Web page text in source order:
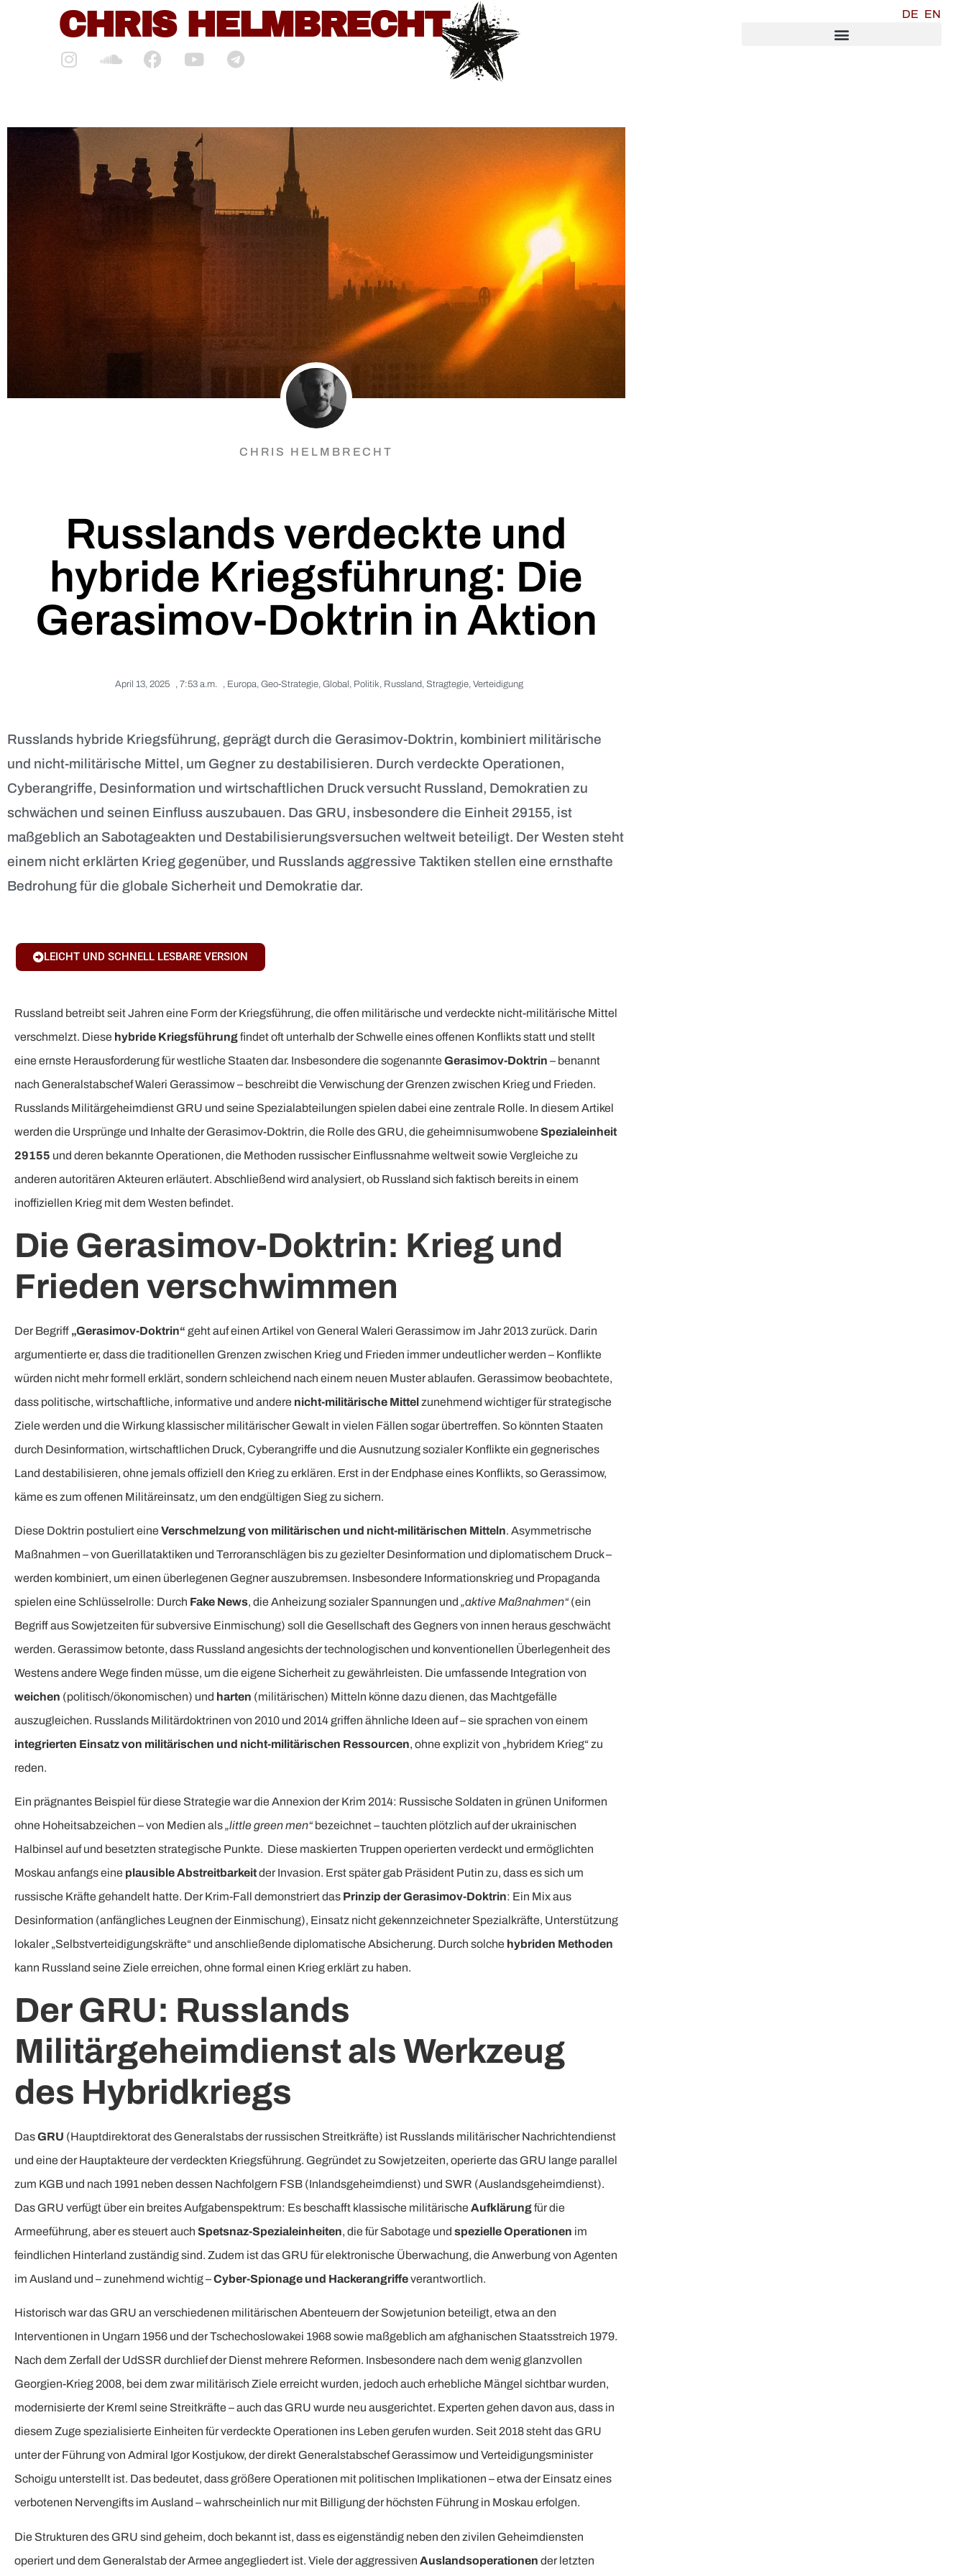
CHRIS HELMBRECHT DE EN
CHRIS HELMBRECHT
Russlands verdeckte und
hybride Kriegsführung: Die
Gerasimov-Doktrin in Aktion
April 13, 2025 , 7:53 a.m. , Europa, Geo-Strategie, Global , Politik, Russland, Stragtegie, Verteidigung
Russlands hybride Kriegsführung, geprägt durch die Gerasimov-Doktrin, kombiniert militärische
und nicht-militärische Mittel, um Gegner zu destabilisieren. Durch verdeckte Operationen,
Cyberangriffe, Desinformation und wirtschaftlichen Druck versucht Russland, Demokratien zu
schwächen und seinen Einfluss auszubauen. Das GRU, insbesondere die Einheit 29155, ist
maßgeblich an Sabotageakten und Destabilisierungsversuchen weltweit beteiligt. Der Westen steht
einem nicht erklärten Krieg gegenüber, und Russlands aggressive Taktiken stellen eine ernsthafte
Bedrohung für die globale Sicherheit und Demokratie dar.
LEICHT UND SCHNELL LESBARE VERSION
Russland betreibt seit Jahren eine Form der Kriegsführung, die offen militärische und verdeckte nicht-militärische Mittel
verschmelzt. Diese hybride Kriegsführungfindet oft unterhalb der Schwelle eines offenen Konflikts statt und stellt
eine ernste Herausforderung für westliche Staaten dar. Insbesondere die sogenannteGerasimov-Doktrin – benannt
nach Generalstabschef Waleri Gerassimow – beschreibt die Verwischung der Grenzen zwischen Krieg und Frieden.
Russlands Militärgeheimdienst GRU und seine Spezialabteilungen spielen dabei eine zentrale Rolle. In diesem Artikel
werden die Ursprünge und Inhalte der Gerasimov-Doktrin, die Rolle des GRU, die geheimnisumwobeneSpezialeinheit
29155 und deren bekannte Operationen, die Methoden russischer Einflussnahme weltweit sowie Vergleiche zu
anderen autoritären Akteuren erläutert. Abschließend wird analysiert, ob Russland sich faktisch bereits in einem
inoffiziellen Krieg mit dem Westen befindet.
Die Gerasimov-Doktrin: Krieg und
Frieden verschwimmen
Der Begriff „Gerasimov-Doktrin“ geht auf einen Artikel von General Waleri Gerassimow im Jahr 2013 zurück. Darin
argumentierte er, dass die traditionellen Grenzen zwischen Krieg und Frieden immer undeutlicher werden – Konflikte
würden nicht mehr formell erklärt, sondern schleichend nach einem neuen Muster ablaufen. Gerassimow beobachtete,
dass politische, wirtschaftliche, informative und andere nicht-militärische Mittel zunehmend wichtiger für strategische
Ziele werden und die Wirkung klassischer militärischer Gewalt in vielen Fällen sogar übertreffen. So könnten Staaten
durch Desinformation, wirtschaftlichen Druck, Cyberangriffe und die Ausnutzung sozialer Konflikte ein gegnerisches
Land destabilisieren, ohne jemals offiziell den Krieg zu erklären. Erst in der Endphase eines Konflikts, so Gerassimow,
käme es zum offenen Militäreinsatz, um den endgültigen Sieg zu sichern.
Diese Doktrin postuliert eineVerschmelzung von militärischen und nicht-militärischen Mitteln. Asymmetrische
Maßnahmen – von Guerillataktiken und Terroranschlägen bis zu gezielter Desinformation und diplomatischem Druck –
werden kombiniert, um einen überlegenen Gegner auszubremsen. Insbesondere Informationskrieg und Propaganda
spielen eine Schlüsselrolle: Durch Fake News, die Anheizung sozialer Spannungen und „aktive Maßnahmen“(ein
Begriff aus Sowjetzeiten für subversive Einmischung) soll die Gesellschaft des Gegners von innen heraus geschwächt
werden. Gerassimow betonte, dass Russland angesichts der technologischen und konventionellen Überlegenheit des
Westens andere Wege finden müsse, um die eigene Sicherheit zu gewährleisten. Die umfassende Integration von
weichen (politisch/ökonomischen) und harten (militärischen) Mitteln könne dazu dienen, das Machtgefälle
auszugleichen. Russlands Militärdoktrinen von 2010 und 2014 griffen ähnliche Ideen auf – sie sprachen von einem
integrierten Einsatz von militärischen und nicht-militärischen Ressourcen, ohne explizit von „hybridem Krieg“ zu
reden.
Ein prägnantes Beispiel für diese Strategie war die Annexion der Krim 2014: Russische Soldaten in grünen Uniformen
ohne Hoheitsabzeichen – von Medien als„little green men“bezeichnet – tauchten plötzlich auf der ukrainischen
Halbinsel auf und besetzten strategische Punkte. Diese maskierten Truppen operierten verdeckt und ermöglichten
Moskau anfangs eine plausible Abstreitbarkeitder Invasion. Erst später gab Präsident Putin zu, dass es sich um
russische Kräfte gehandelt hatte. Der Krim-Fall demonstriert das Prinzip der Gerasimov-Doktrin: Ein Mix aus
Desinformation (anfängliches Leugnen der Einmischung), Einsatz nicht gekennzeichneter Spezialkräfte, Unterstützung
lokaler „Selbstverteidigungskräfte“ und anschließende diplomatische Absicherung. Durch solche hybriden Methoden
kann Russland seine Ziele erreichen, ohne formal einen Krieg erklärt zu haben.
Der GRU: Russlands
Militärgeheimdienst als Werkzeug
des Hybridkriegs
DasGRU (Hauptdirektorat des Generalstabs der russischen Streitkräfte) ist Russlands militärischer Nachrichtendienst
und eine der Hauptakteure der verdeckten Kriegsführung. Gegründet zu Sowjetzeiten, operierte das GRU lange parallel
zum KGB und nach 1991 neben dessen Nachfolgern FSB (Inlandsgeheimdienst) und SWR (Auslandsgeheimdienst).
Das GRU verfügt über ein breites Aufgabenspektrum: Es beschafft klassische militärischeAufklärungfür die
Armeeführung, aber es steuert auch Spetsnaz-Spezialeinheiten, die für Sabotage und spezielle Operationen im
feindlichen Hinterland zuständig sind. Zudem ist das GRU für elektronische Überwachung, die Anwerbung von Agenten
im Ausland und – zunehmend wichtig –Cyber-Spionage und Hackerangriffeverantwortlich.
Historisch war das GRU an verschiedenen militärischen Abenteuern der Sowjetunion beteiligt, etwa an den
Interventionen in Ungarn 1956 und der Tschechoslowakei 1968 sowie maßgeblich am afghanischen Staatsstreich 1979.
Nach dem Zerfall der UdSSR durchlief der Dienst mehrere Reformen. Insbesondere nach dem wenig glanzvollen
Georgien-Krieg 2008, bei dem zwar militärisch Ziele erreicht wurden, jedoch auch erhebliche Mängel sichtbar wurden,
modernisierte der Kreml seine Streitkräfte – auch das GRU wurde neu ausgerichtet. Experten gehen davon aus, dass in
diesem Zuge spezialisierte Einheiten für verdeckte Operationen ins Leben gerufen wurden. Seit 2018 steht das GRU
unter der Führung von Admiral Igor Kostjukow, der direkt Generalstabschef Gerassimow und Verteidigungsminister
Schoigu unterstellt ist. Das bedeutet, dass größere Operationen mit politischen Implikationen – etwa der Einsatz eines
verbotenen Nervengifts im Ausland – wahrscheinlich nur mit Billigung der höchsten Führung in Moskau erfolgen.
Die Strukturen des GRU sind geheim, doch bekannt ist, dass es eigenständig neben den zivilen Geheimdiensten
operiert und dem Generalstab der Armee angegliedert ist. Viele der aggressiven Auslandsoperationen der letzten